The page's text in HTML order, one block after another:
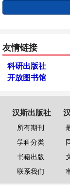
友情链接
科研出版社
开放图书馆
汉斯出版社
所有期刊
学科分类
书籍出版
联系我们